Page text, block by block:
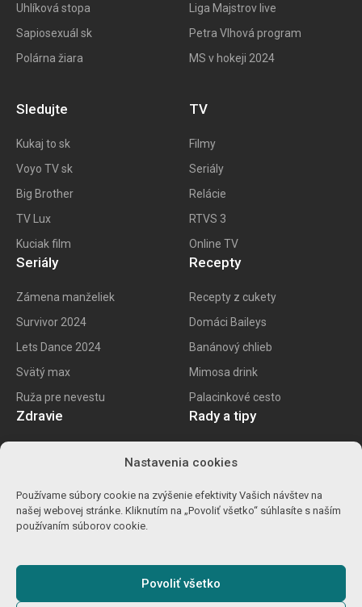
Nastavenia cookies
Používame súbory cookie na zvýšenie efektivity Vašich návštev na
našej webovej stránke. Kliknutím na „Povoliť všetko“ súhlasíte s naším
používaním súborov cookie.
Povoliť všetko
Uhlíková stopa
Sapiosexuál sk
Polárna žiara
Liga Majstrov live
Petra Vlhová program
MS v hokeji 2024
Sledujte
Kukaj to sk
Voyo TV sk
Big Brother
TV Lux
Kuciak film
TV
Filmy
Seriály
Relácie
RTVS 3
Online TV
Seriály
Zámena manželiek
Survivor 2024
Lets Dance 2024
Svätý max
Ruža pre nevestu
Recepty
Recepty z cukety
Domáci Baileys
Banánový chlieb
Mimosa drink
Palacinkové cesto
Zdravie
Ako znížiť cholesterol
Ůľava pri migréne
Rady a tipy
Ako na životopis